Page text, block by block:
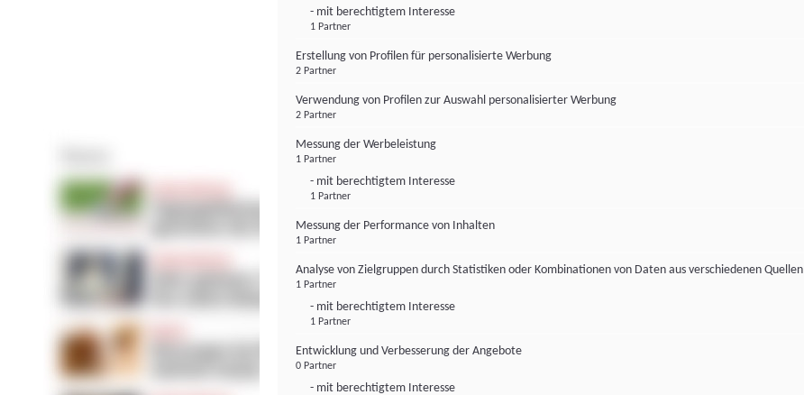
- mit berechtigtem Interesse
1 Partner
Erstellung von Profilen für personalisierte Werbung
2 Partner
Verwendung von Profilen zur Auswahl personalisierter Werbung
2 Partner
Messung der Werbeleistung
1 Partner
- mit berechtigtem Interesse
1 Partner
Messung der Performance von Inhalten
1 Partner
Analyse von Zielgruppen durch Statistiken oder Kombinationen von Daten aus verschiedenen Quellen
1 Partner
- mit berechtigtem Interesse
1 Partner
Entwicklung und Verbesserung der Angebote
0 Partner
- mit berechtigtem Interesse